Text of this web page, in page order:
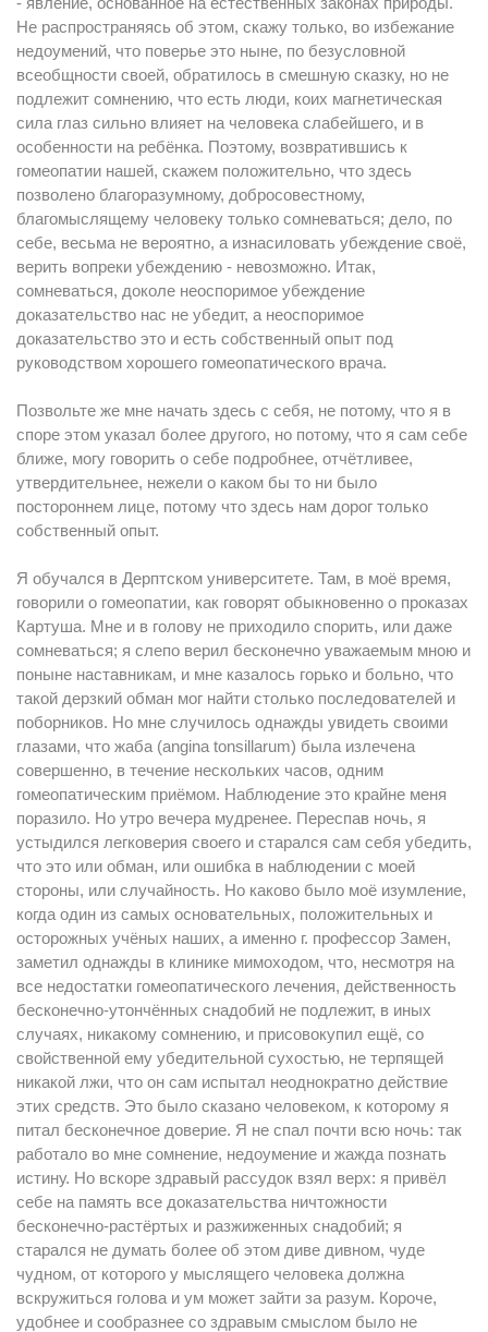
Не распространяясь об этом, скажу только, во избежание
недоумений, что поверье это ныне, по безусловной
всеобщности своей, обратилось в смешную сказку, но не
подлежит сомнению, что есть люди, коих магнетическая
сила глаз сильно влияет на человека слабейшего, и в
особенности на ребёнка. Поэтому, возвратившись к
гомеопатии нашей, скажем положительно, что здесь
позволено благоразумному, добросовестному,
благомыслящему человеку только сомневаться; дело, по
себе, весьма не вероятно, а изнасиловать убеждение своё,
верить вопреки убеждению - невозможно. Итак,
сомневаться, доколе неоспоримое убеждение
доказательство нас не убедит, а неоспоримое
доказательство это и есть собственный опыт под
руководством хорошего гомеопатического врача.
Позвольте же мне начать здесь с себя, не потому, что я в
споре этом указал более другого, но потому, что я сам себе
ближе, могу говорить о себе подробнее, отчётливее,
утвердительнее, нежели о каком бы то ни было
постороннем лице, потому что здесь нам дорог только
собственный опыт.
Я обучался в Дерптском университете. Там, в моё время,
говорили о гомеопатии, как говорят обыкновенно о проказах
Картуша. Мне и в голову не приходило спорить, или даже
сомневаться; я слепо верил бесконечно уважаемым мною и
поныне наставникам, и мне казалось горько и больно, что
такой дерзкий обман мог найти столько последователей и
поборников. Но мне случилось однажды увидеть своими
глазами, что жаба (angina tonsillarum) была излечена
совершенно, в течение нескольких часов, одним
гомеопатическим приёмом. Наблюдение это крайне меня
поразило. Но утро вечера мудренее. Переспав ночь, я
устыдился легковерия своего и старался сам себя убедить,
что это или обман, или ошибка в наблюдении с моей
стороны, или случайность. Но каково было моё изумление,
когда один из самых основательных, положительных и
осторожных учёных наших, а именно г. профессор Замен,
заметил однажды в клинике мимоходом, что, несмотря на
все недостатки гомеопатического лечения, действенность
бесконечно-утончённых снадобий не подлежит, в иных
случаях, никакому сомнению, и присовокупил ещё, со
свойственной ему убедительной сухостью, не терпящей
никакой лжи, что он сам испытал неоднократно действие
этих средств. Это было сказано человеком, к которому я
питал бесконечное доверие. Я не спал почти всю ночь: так
работало во мне сомнение, недоумение и жажда познать
истину. Но вскоре здравый рассудок взял верх: я привёл
себе на память все доказательства ничтожности
бесконечно-растёртых и разжиженных снадобий; я
старался не думать более об этом диве дивном, чуде
чудном, от которого у мыслящего человека должна
вскружиться голова и ум может зайти за разум. Короче,
удобнее и сообразнее со здравым смыслом было не